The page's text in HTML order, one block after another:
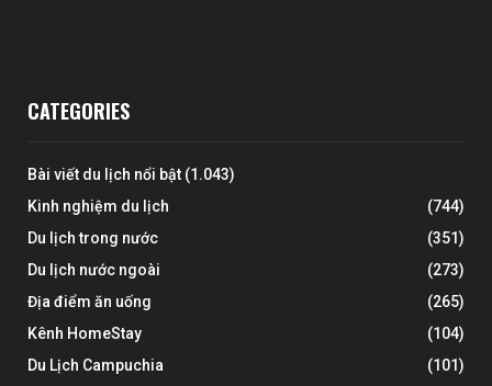
CATEGORIES
Bài viết du lịch nổi bật (1.043)
Kinh nghiệm du lịch
(744)
Du lịch trong nước
(351)
Du lịch nước ngoài
(273)
Địa điểm ăn uống
(265)
Kênh HomeStay
(104)
Du Lịch Campuchia
(101)